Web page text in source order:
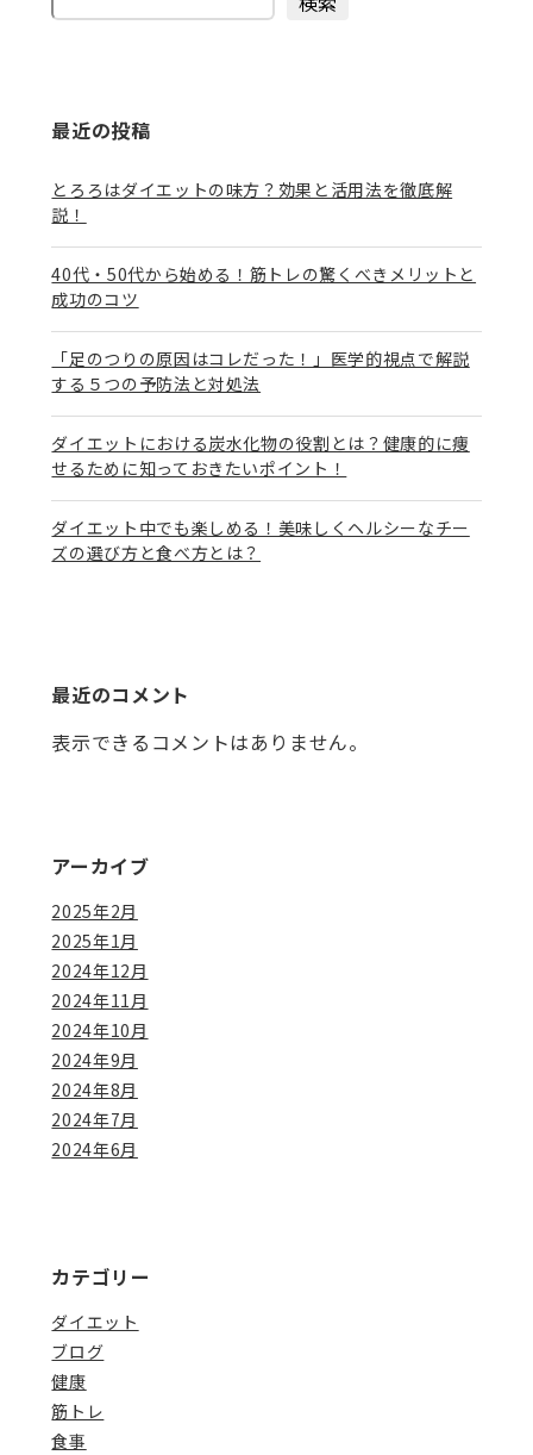
最近の投稿
とろろはダイエットの味方？効果と活用法を徹底解
説！
40代・50代から始める！筋トレの驚くべきメリットと
成功のコツ
「足のつりの原因はコレだった！」医学的視点で解説
する５つの予防法と対処法
ダイエットにおける炭水化物の役割とは？健康的に痩
せるために知っておきたいポイント！
ダイエット中でも楽しめる！美味しくヘルシーなチー
ズの選び方と食べ方とは？
最近のコメント
表示できるコメントはありません。
アーカイブ
2025年2月
2025年1月
2024年12月
2024年11月
2024年10月
2024年9月
2024年8月
2024年7月
2024年6月
カテゴリー
ダイエット
ブログ
健康
筋トレ
食事